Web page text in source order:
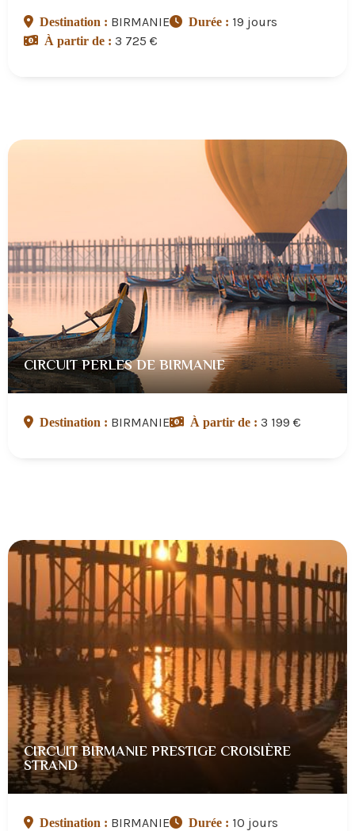
Destination : BIRMANIE Durée : 19 jours
À partir de : 3 725 €
CIRCUIT PERLES DE BIRMANIE
Destination : BIRMANIE À partir de : 3 199 €
CIRCUIT BIRMANIE PRESTIGE CROISIÈRE
STRAND
Destination : BIRMANIE Durée : 10 jours